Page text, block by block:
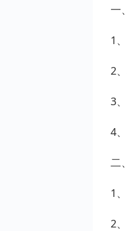
一
1
2
3
4
二
1
2